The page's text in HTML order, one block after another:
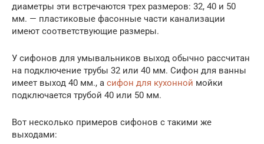
диаметры эти встречаются трех размеров: 32, 40 и 50
мм. — пластиковые фасонные части канализации
имеют соответствующие размеры.
У сифонов для умывальников выход обычно рассчитан
на подключение трубы 32 или 40 мм. Сифон для ванны
имеет выход 40 мм., а сифон для кухонной мойки
подключается трубой 40 или 50 мм.
Вот несколько примеров сифонов с такими же
выходами: